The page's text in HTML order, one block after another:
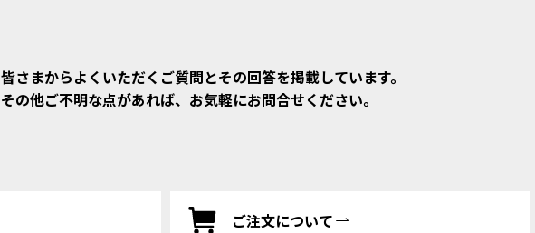
皆さまからよくいただくご質問とその回答を掲載しています。
その他ご不明な点があれば、お気軽にお問合せください。
ご注文について